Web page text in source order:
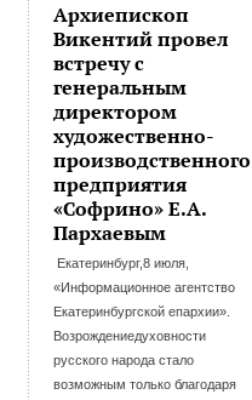
Архиепископ
Викентий провел
встречу с
генеральным
директором
художественно-
производственного
предприятия
«Софрино» Е.А.
Пархаевым
Екатеринбург,8 июля,
«Информационное агентство
Екатеринбургской епархии».
Возрождениедуховности
русского народа стало
возможным только благодаря